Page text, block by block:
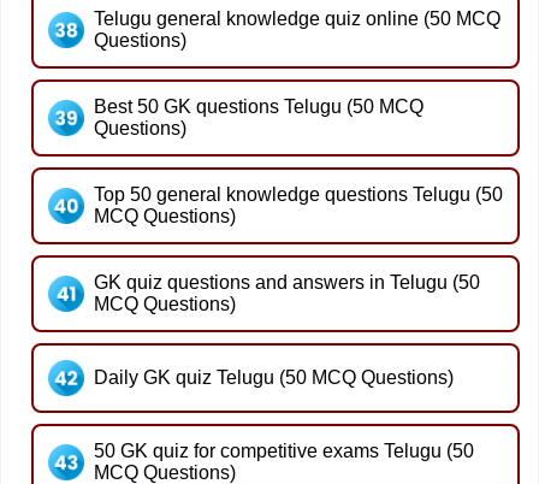
Telugu general knowledge quiz online (50 MCQ
Questions)
Best 50 GK questions Telugu (50 MCQ
Questions)
Top 50 general knowledge questions Telugu (50
MCQ Questions)
GK quiz questions and answers in Telugu (50
MCQ Questions)
Daily GK quiz Telugu (50 MCQ Questions)
50 GK quiz for competitive exams Telugu (50
MCQ Questions)